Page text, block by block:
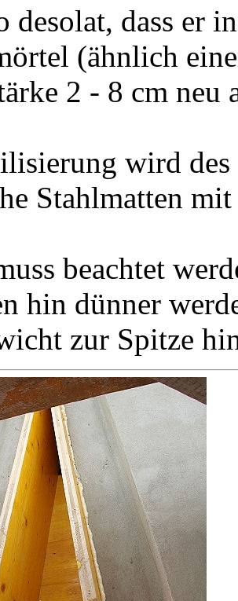
desolat, dass er
(ähnlich
2 - 8 cm neu
wird
Stahlmatten mit
beachtet
hin dünner
zur Spitze